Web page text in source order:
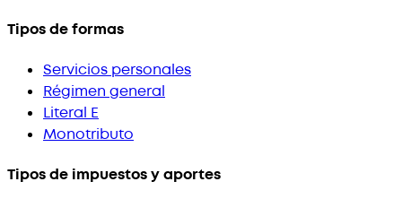
Tipos de formas
Servicios personales
Régimen general
Literal E
Monotributo
Tipos de impuestos y aportes